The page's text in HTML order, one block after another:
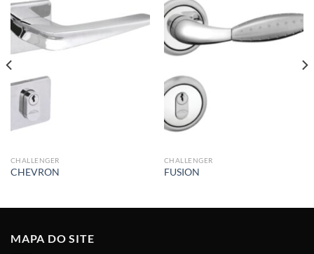
CHALLENGER
CHEVRON
CHALLENGER
FUSION
MAPA DO SITE